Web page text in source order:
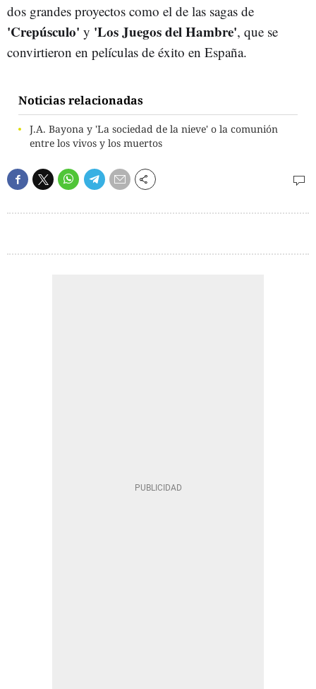
dos grandes proyectos como el de las sagas de
'Crepúsculo' y 'Los Juegos del Hambre', que se
convirtieron en películas de éxito en España.
Noticias relacionadas
J.A. Bayona y 'La sociedad de la nieve' o la comunión
entre los vivos y los muertos